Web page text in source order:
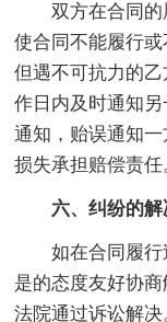
双方在合同
使合同不能履行
但遇不可抗力的
作日内及时通知
通知，贻误通知
损失承担赔偿责任
六、纠纷的解
如在合同履
是的态度友好协
法院通过诉讼解决